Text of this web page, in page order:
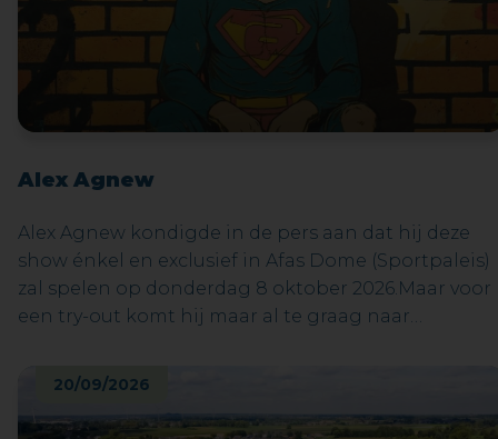
cultuur en sfeervolle steden.
Alex Agnew
Alex Agnew kondigde in de pers aan dat hij deze
show énkel en exclusief in Afas Dome (Sportpaleis)
zal spelen op donderdag 8 oktober 2026.Maar voor
een try-out komt hij maar al te graag naar
persoonlijke voorstelling tot nu toe gaat Alex op
van oorlog, polarisatie, superhelden moeheid en
20/09/2026